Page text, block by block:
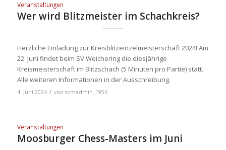
Veranstaltungen
Wer wird Blitzmeister im Schachkreis?
Herzliche Einladung zur Kreisblitzeinzelmeisterschaft 2024! Am
22. Juni findet beim SV Weichering die diesjährige
Kreismeisterschaft im Blitzschach (5 Minuten pro Partie) statt.
Alle weiteren Informationen in der Ausschreibung.
4. Juni 2024 / von scmadmin_1956
Veranstaltungen
Moosburger Chess-Masters im Juni